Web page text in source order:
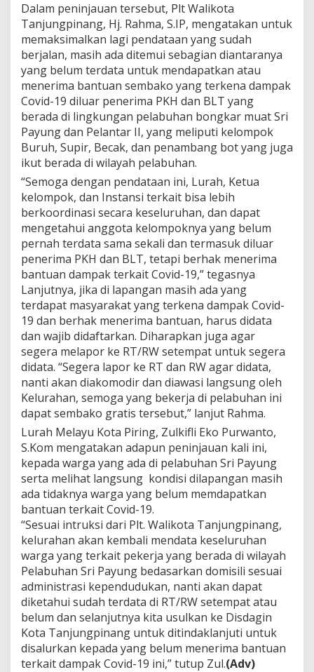
s
D
a
m
p
a
k
C
o
i
d
-
1
9
y
a
n
g
B
e
l
u
m
T
e
r
d
a
t
Dalam peninjauan tersebut, Plt Walikota
Tanjungpinang, Hj. Rahma, S.IP, mengatakan untuk
memaksimalkan lagi pendataan yang sudah
berjalan, masih ada ditemui sebagian diantaranya
yang belum terdata untuk mendapatkan atau
menerima bantuan sembako yang terkena dampak
Covid-19 diluar penerima PKH dan BLT yang
berada di lingkungan pelabuhan bongkar muat Sri
Payung dan Pelantar II, yang meliputi kelompok
Buruh, Supir, Becak, dan penambang bot yang juga
ikut berada di wilayah pelabuhan.
“Semoga dengan pendataan ini, Lurah, Ketua
kelompok, dan Instansi terkait bisa lebih
berkoordinasi secara keseluruhan, dan dapat
mengetahui anggota kelompoknya yang belum
pernah terdata sama sekali dan termasuk diluar
penerima PKH dan BLT, tetapi berhak menerima
bantuan dampak terkait Covid-19,” tegasnya
Lanjutnya, jika di lapangan masih ada yang
terdapat masyarakat yang terkena dampak Covid-
19 dan berhak menerima bantuan, harus didata
dan wajib didaftarkan. Diharapkan juga agar
segera melapor ke RT/RW setempat untuk segera
didata. “Segera lapor ke RT dan RW agar didata,
nanti akan diakomodir dan diawasi langsung oleh
Kelurahan, semoga yang bekerja di pelabuhan ini
dapat sembako gratis tersebut,” lanjut Rahma.
Lurah Melayu Kota Piring, Zulkifli Eko Purwanto,
S.Kom mengatakan adapun peninjauan kali ini,
kepada warga yang ada di pelabuhan Sri Payung
serta melihat langsung kondisi dilapangan masih
ada tidaknya warga yang belum memdapatkan
bantuan terkait Covid-19.
“Sesuai intruksi dari Plt. Walikota Tanjungpinang,
kelurahan akan kembali mendata keseluruhan
warga yang terkait pekerja yang berada di wilayah
Pelabuhan Sri Payung bedasarkan domisili sesuai
administrasi kependudukan, nanti akan dapat
diketahui sudah terdata di RT/RW setempat atau
belum dan selanjutnya kita usulkan ke Disdagin
Kota Tanjungpinang untuk ditindaklanjuti untuk
disalurkan kepada yang belum menerima bantuan
terkait dampak Covid-19 ini,” tutup Zul.(Adv)